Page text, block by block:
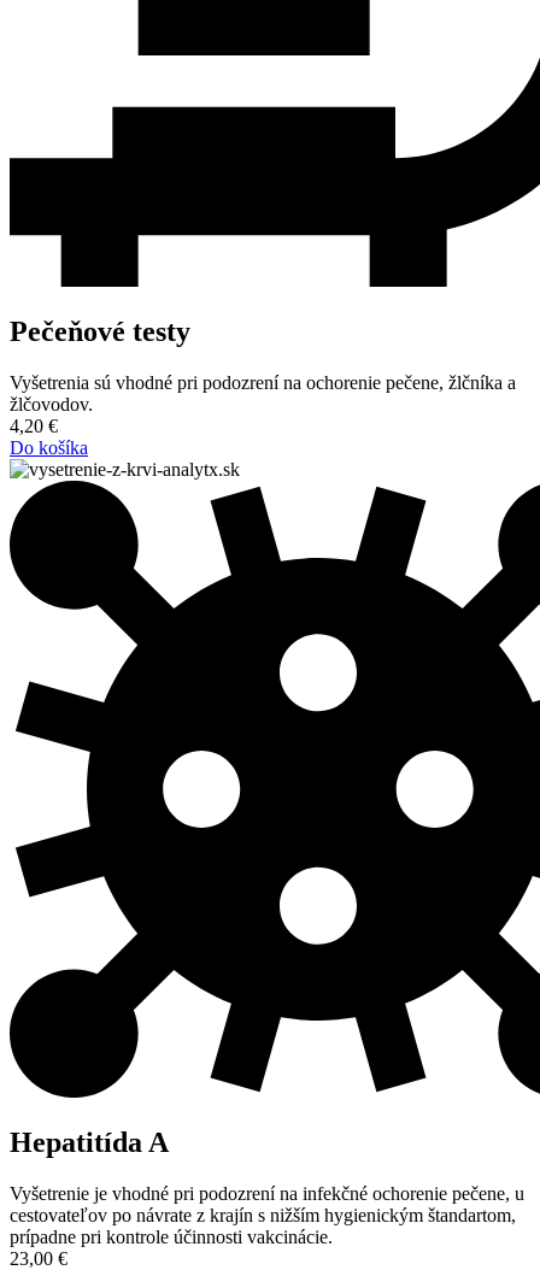
Pečeňové testy
Vyšetrenia sú vhodné pri podozrení na ochorenie pečene, žlčníka a
žlčovodov.
4,20 €
Do košíka
Hepatitída A
Vyšetrenie je vhodné pri podozrení na infekčné ochorenie pečene, u
cestovateľov po návrate z krajín s nižším hygienickým štandartom,
prípadne pri kontrole účinnosti vakcinácie.
23,00 €